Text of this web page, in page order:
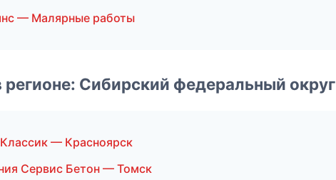
— Малярные работы
регионе: Сибирский федеральный округ
— Красноярск
Сервис Бетон — Томск